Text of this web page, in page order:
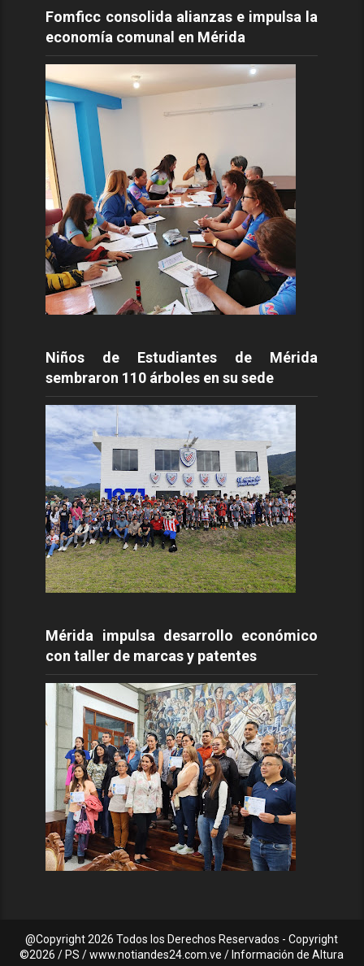
Fomficc consolida alianzas e impulsa la
economía comunal en Mérida
Niños de Estudiantes de Mérida
sembraron 110 árboles en su sede
Mérida impulsa desarrollo económico
con taller de marcas y patentes
@Copyright2026 Todos los Derechos Reservados - Copyright
©2026 / PS / www.notiandes24.com.ve / Información de Altura